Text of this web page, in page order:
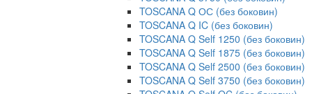
TOSCANA Q ОС (без боковин)
TOSCANA Q IC (без боковин)
TOSCANA Q Self 1250 (без боковин)
TOSCANA Q Self 1875 (без боковин)
TOSCANA Q Self 2500 (без боковин)
TOSCANA Q Self 3750 (без боковин)